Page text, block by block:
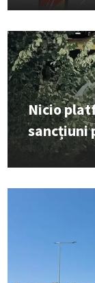
Nicio
sancțiuni